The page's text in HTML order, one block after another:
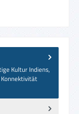
Kultur Indiens,